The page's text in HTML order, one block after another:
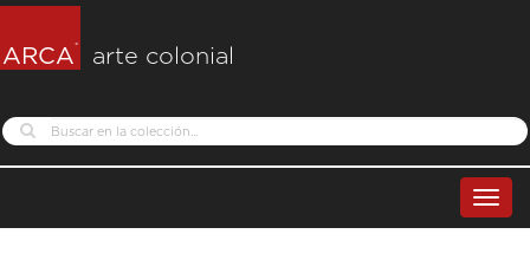
ARCA® arte colonial
Search